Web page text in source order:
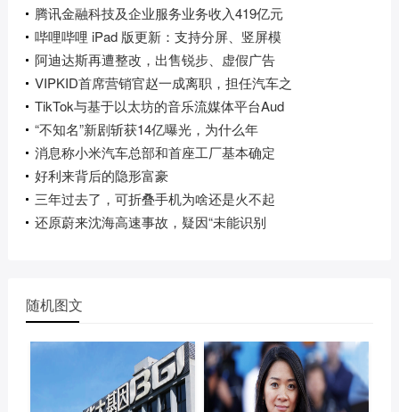
腾讯金融科技及企业服务业务收入419亿元
哔哩哔哩 iPad 版更新：支持分屏、竖屏模
阿迪达斯再遭整改，出售锐步、虚假广告
VIPKID首席营销官赵一成离职，担任汽车之
TikTok与基于以太坊的音乐流媒体平台Aud
“不知名”新剧斩获14亿曝光，为什么年
消息称小米汽车总部和首座工厂基本确定
好利来背后的隐形富豪
三年过去了，可折叠手机为啥还是火不起
还原蔚来沈海高速事故，疑因“未能识别
随机图文